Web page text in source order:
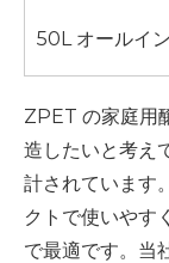
50L オールイ
製醸造
ZPET の家庭用
造したいと考え
計されています
クトで使いやす
で最適です。当